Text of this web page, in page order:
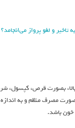
و لغو پرواز می‌انجامد؟
بصورت قرص، کپسول،
مصرف منظم و به
خون باشد.